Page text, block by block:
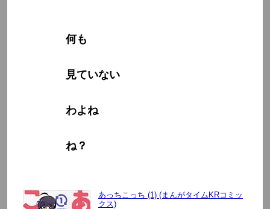
何も
見ていない
わよね
ね？
あっちこっち (1) (まんがタイムKRコミッ
クス)